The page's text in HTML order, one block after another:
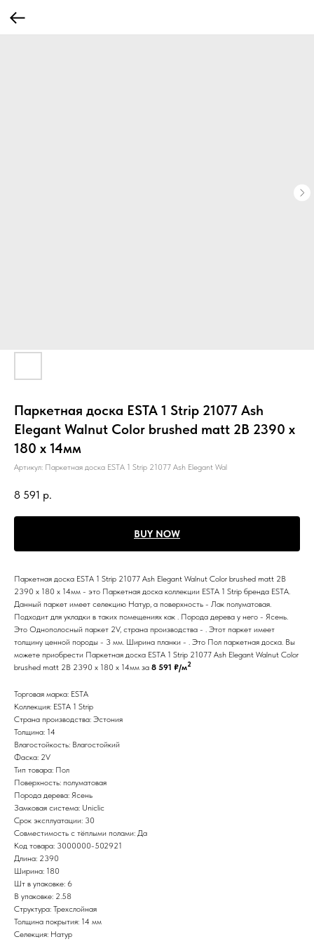
Паркетная доска ESTA 1 Strip 21077 Ash
Elegant Walnut Color brushed matt 2B 2390 x
180 x 14мм
Артикул: Паркетная доска ESTA 1 Strip 21077 Ash Elegant Wal
8 591 р.
BUY NOW
Паркетная доска ESTA 1 Strip 21077 Ash Elegant Walnut Color brushed matt 2B
2390 x 180 x 14мм - это Паркетная доска коллекции ESTA 1 Strip бренда ESTA.
Данный паркет имеет селекцию Натур, а поверхность - Лак полуматовая.
Подходит для укладки в таких помещениях как . Порода дерева у него - Ясень.
Это Однополосный паркет 2V, страна производства - . Этот паркет имеет
толщину ценной породы - 3 мм. Ширина планки - . Это Пол паркетная доска. Вы
можете приобрести Паркетная доска ESTA 1 Strip 21077 Ash Elegant Walnut Color
brushed matt 2B 2390 x 180 x 14мм за 8 591 ₽/м2
Торговая марка: ESTA
Коллекция: ESTA 1 Strip
Страна производства: Эстония
Толщина: 14
Влагостойкость: Влагостойкий
Фаска: 2V
Тип товара: Пол
Поверхность: полуматовая
Порода дерева: Ясень
Замковая система: Uniclic
Срок эксплуатации: 30
Совместимость с тёплыми полами: Да
Код товара: 3000000-502921
Длина: 2390
Ширина: 180
Шт в упаковке: 6
В упаковке: 2.58
Структура: Трехслойная
Толщина покрытия: 14 мм
Селекция: Натур